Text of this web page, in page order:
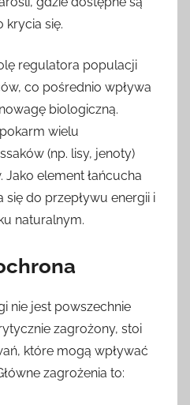
krycia się.
regulatora populacji
co pośrednio wpływa
biologiczną.
wielu
(np. lisy, jenoty)
element łańcucha
do przepływu energii i
naturalnym.
nie jest powszechnie
zagrożony, stoi
które mogą wpływać
zagrożenia to: